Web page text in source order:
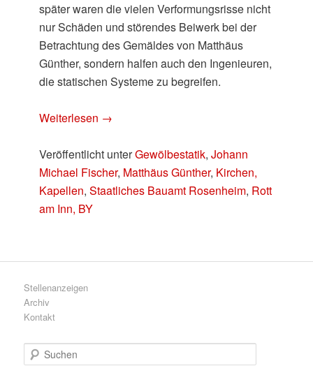
später waren die vielen Verformungsrisse nicht
nur Schäden und störendes Beiwerk bei der
Betrachtung des Gemäldes von Matthäus
Günther, sondern halfen auch den Ingenieuren,
die statischen Systeme zu begreifen.
Weiterlesen →
Veröffentlicht unterGewölbestatik,Johann
Michael Fischer, Matthäus Günther, Kirchen,
Kapellen,Staatliches Bauamt Rosenheim, Rott
am Inn, BY
Stellenanzeigen
Archiv
Kontakt
u